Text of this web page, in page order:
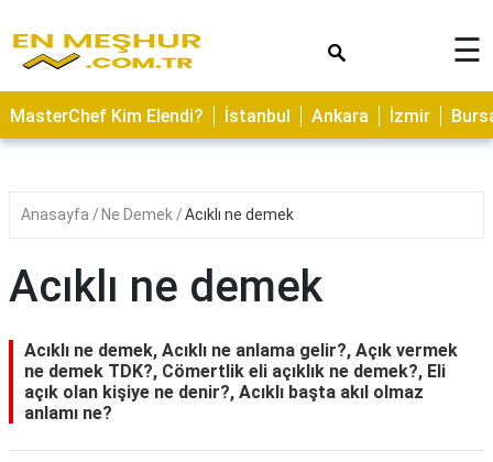
ASTROLOJİ
SAĞLIK
YERLER
NEDİR
KAMP
ALANLARI
☰
MasterChef Kim Elendi? İstanbul Ankara İzmir
Anasayfa Ne Demek Acıklı ne demek
Acıklı ne demek
Acıklı ne demek, Acıklı ne anlama gelir?, Açık vermek
ne demek TDK?, Cömertlik eli açıklık ne demek?, Eli
açık olan kişiye ne denir?, Acıklı başta akıl olmaz
anlamı ne?